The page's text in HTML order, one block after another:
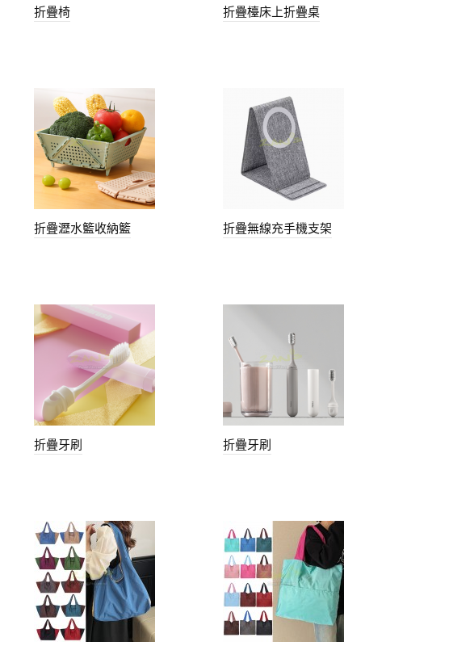
折疊椅 折疊檯床上折疊桌
折疊瀝水籃收納籃 折疊無線充手機支架
折疊牙刷 折疊牙刷